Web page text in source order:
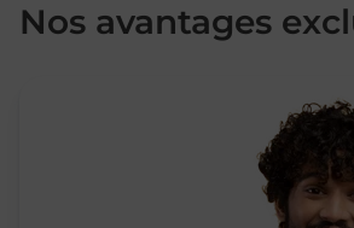
Nos avantages